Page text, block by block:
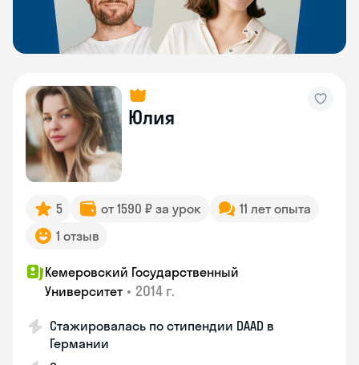
Юлия
5 от 1590 ₽ за урок
11 лет опыта
1 отзыв
Кемеровский Государственный
Университет • 2014 г.
Стажировалась по стипендии DAAD в
Германии